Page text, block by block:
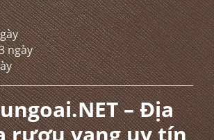
ngày
– Địa
rượu vang uy tín,